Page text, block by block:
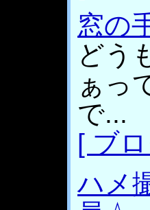
窓の
どう
ぁっ
で...
[ ブ
ハメ